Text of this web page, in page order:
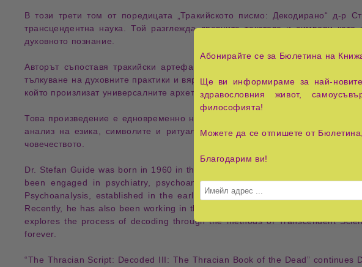
В този трети том от поредицата „ Тракийското писмо: Декодирано“ д-р
трансцендентна наука
. Той разглеждадревните текстове и символикато
духовното познание
Авторът съпоставятракийски артефакти, надписи и митологични мотиви
тълкуване на духовните практики и вярвания на древните траки. Според
който произлизат универсалните архетипи на човешкото знание
Това произведение е едновременно научно, философско и мистично
анализ на езика, символите и ритуалите, авторът търсидоказателства
човечеството
Dr. Stefan Guide was born in 1960 in the heart of
been engaged in psychiatry, psychoanalysis,linguistics and ancient
Psychoanalysis , established in the early 1990s inLong Beach, California
Recently, he has also been working in the field of
explores the process of decoding through the methods ofTranscendent
forever.
“The Thracian Script: Decoded III: The Thracian Book of the Dead” continues
Абонирайте се за Бюлетина на
Ще ви информираме за най-новите
здравословния живот,
философията!
Можете да се отпишете от
Благодарим ви!